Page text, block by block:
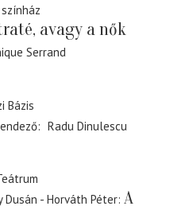
avagy a nők
Serrand
Bázis
Radu Dinulescu
Dusán - Horváth Péter A